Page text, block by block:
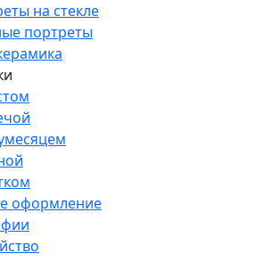
на стекле
портреты
оформление